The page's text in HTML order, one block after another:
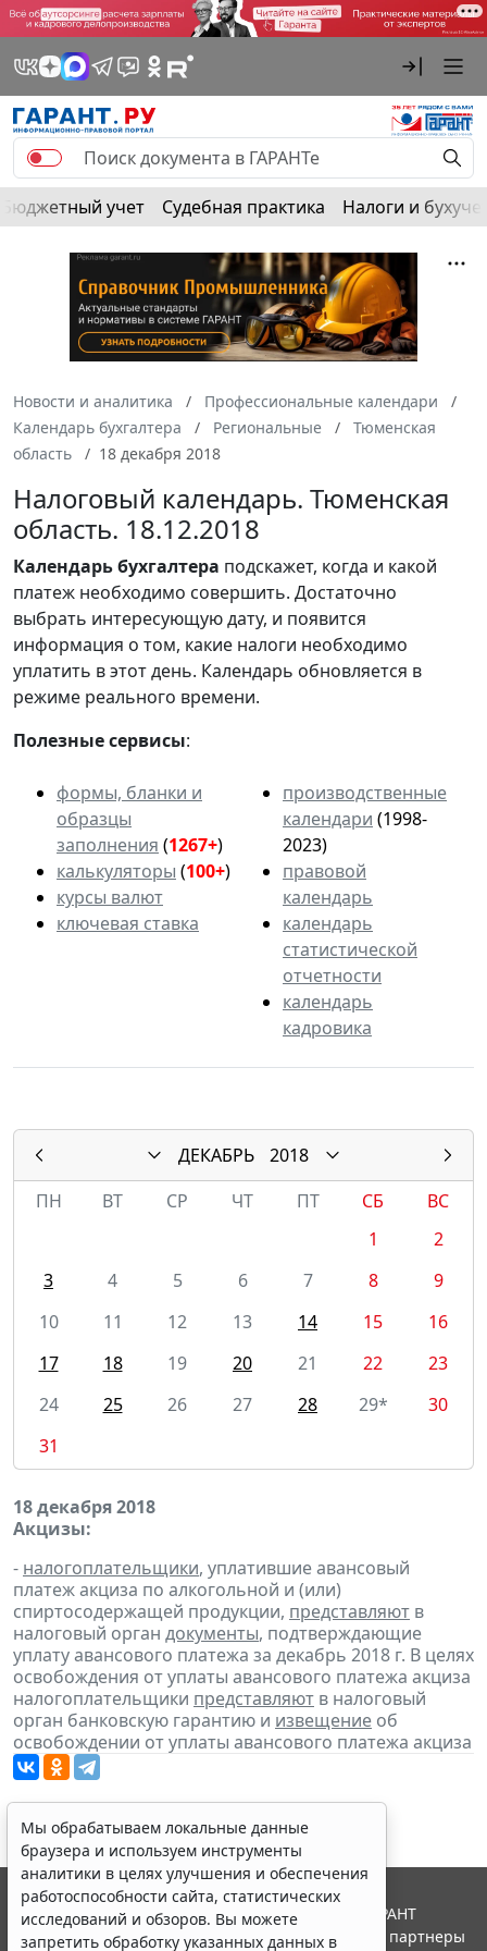
Бюджетный учет Судебная практика Налоги и
Новости и аналитика
Профессиональные календари
Календарь бухгалтера
Региональные
Тюменская
область
18 декабря 2018
Налоговый календарь. Тюменская
область. 18.12.2018
Календарьбухгалтера подскажет, когда и какой
платеж необходимо совершить. Достаточно
выбрать интересующую дату, и появится
информация о том, какие налоги необходимо
уплатить в этот день. Календарь обновляется в
режиме реального времени.
Полезные сервисы:
формы, бланки и
образцы
заполнения (1267+)
калькуляторы (100+)
курсы валют
ключевая ставка
производственные
календари (1998-
2023)
правовой
календарь
календарь
статистической
отчетности
календарь
кадровика
ДЕКАБРЬ
2018
ПН
ВТ СР ЧТ ПТ СБ
ВС
1
2
3
4 5 6 7 8
9
10
11 12 13 14 15
16
17
18 19 20 21 22
23
24
25 26 27 28 29*
30
31
18 декабря 2018
Акцизы:
- налогоплательщики, уплатившие авансовый
платеж акциза по алкогольной и (или)
спиртосодержащей продукции, представляют в
налоговый орган документы, подтверждающие
уплату авансового платежа за декабрь 2018 г. В целях
освобождения от уплаты авансового платежа акциза
налогоплательщики представляют в налоговый
орган банковскую гарантию и извещение об
освобождении от уплаты авансового платежа акциза
Мы обрабатываем локальные данные
браузера и используем инструменты
аналитики в целях улучшения и обеспечения
работоспособности сайта, статистических
исследований и обзоров. Вы можете
запретить обработку указанных данных в
© ООО "НПП "ГАРАНТ-СЕРВИС", 2026. Система ГАРАНТ
выпускается с 1990 года. Компания "Гарант" и ее партнеры